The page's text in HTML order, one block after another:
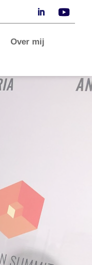
Over mij